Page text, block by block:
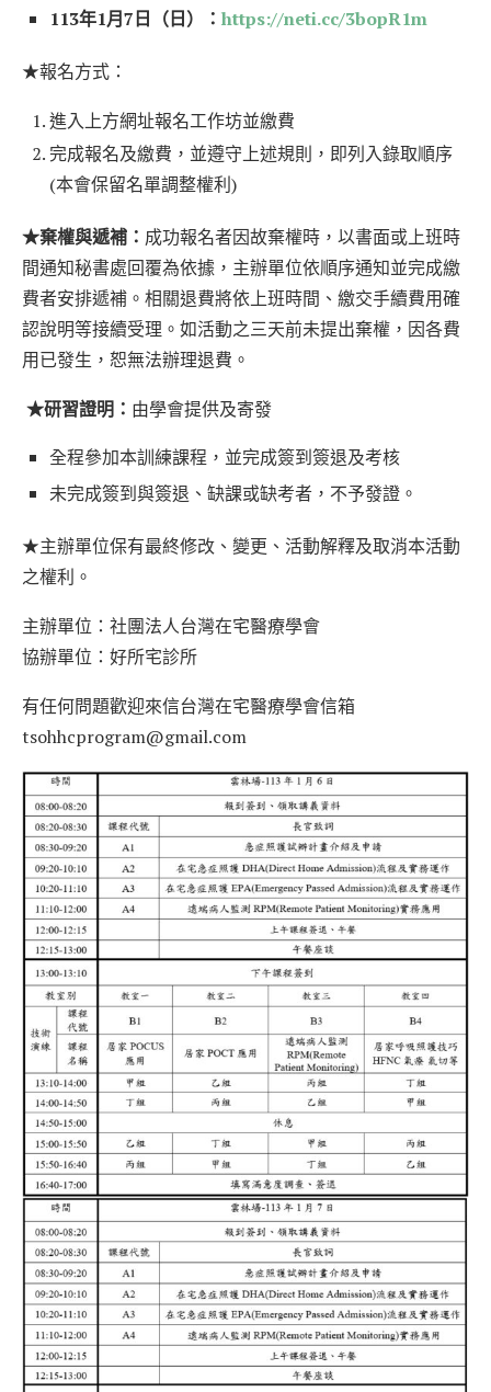
113年1月7日（日）： https://neti.cc/3bopR1m
★報名方式：
進入上方網址報名工作坊並繳費
完成報名及繳費，並遵守上述規則，即列入錄取順序
(本會保留名單調整權利)
★棄權與遞補： 成功報名者因故棄權時，以書面或上班時
間通知秘書處回覆為依據，主辦單位依順序通知並完成繳
費者安排遞補。相關退費將依上班時間、繳交手續費用確
認說明等接續受理。如活動之三天前未提出棄權，因各費
用已發生，恕無法辦理退費。
★研習證明： 由學會提供及寄發 ​
全程參加本訓練課程，並完成簽到簽退及考核
未完成簽到與簽退、缺課或缺考者，不予發證。 ​
★主辦單位保有最終修改、變更、活動解釋及取消本活動
之權利。
主辦單位：社團法人台灣在宅醫療學會
協辦單位：好所宅診所
有任何問題歡迎來信台灣在宅醫療學會信箱
tsohhcprogram@gmail.com